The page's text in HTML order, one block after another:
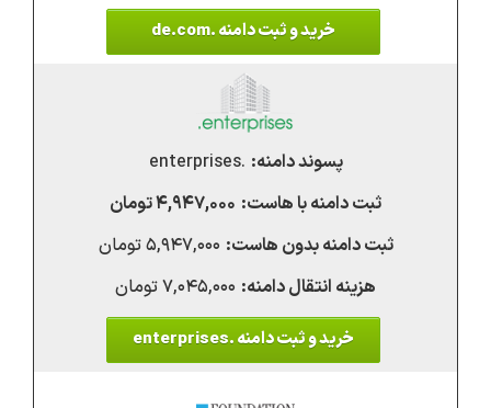
خرید و ثبت دامنه .de.com
.enterprises
۴,۹۴۷,۰۰۰ تومان
۵,۹۴۷,۰۰۰ تومان
۷,۰۴۵,۰۰۰ تومان
خرید و ثبت دامنه .enterprises